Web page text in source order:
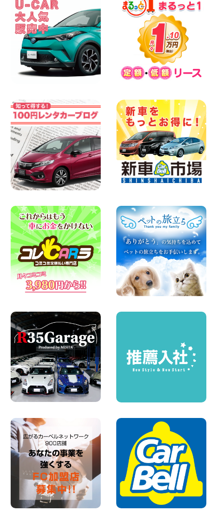
※※超格安日額5,800円※※荷物運びに最適
の軽バンのレンタカー!! 出雲ドーム前店
島根県 出雲ドーム前店
100円レンタカー 出雲ドーム前
2026年08月05日
三河安城店 人気のハイブリッドレンタカ
ー♪新型プリウスご予約受付中です! 愛知
県 三河安城店
人気のスペイドワゴン ライトブルーで登
場です! 東京都 羽田空港店
100円レンタカー 羽田空港
2026年08月04日
【カーシェアのレンタカーが2台になりま
した!】 岐阜県 各務原那加店
100円レンタカー 各務原那加
2026年08月04日
お引越しに便利で最適!(禁煙車両) 香川県
坂出川津店
8月 お盆休みのお知らせ 広島県 ベイシテ
ィ宇品店
100円レンタカー ベイシティ宇品
2026年08月03日
ちょっとそこまで。もっと気軽に 埼玉県
西武秩父駅前店
100円レンタカー 西武秩父駅前
2026年08月03日
圧倒的な存在感!【トヨタ・メガクルーザ
ー】を体感できるチャンスです! 千葉県
100円レンタカー 千葉北
★五所川原の夏を100円レンタカーで満
喫しよう!★ 青森県 五所川原店
100円レンタカー 五所川原
2026年08月01日
新車レンタカー導入決定!ハイゼットカー
ゴ4WDが仲間入りします! 広島県 広島北
店